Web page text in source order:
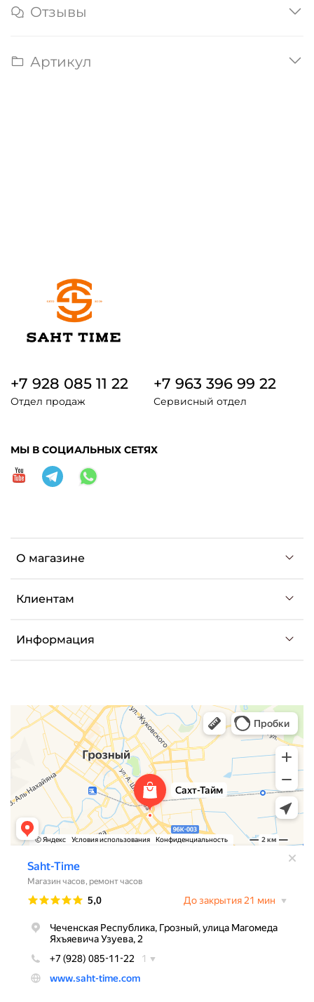
Отзывы
Артикул
О магазине
Клиентам
Информация
+7 928 085 11 22
Отдел продаж
+7 963 396 99 22
Сервисный отдел
МЫ В СОЦИАЛЬНЫХ СЕТЯХ